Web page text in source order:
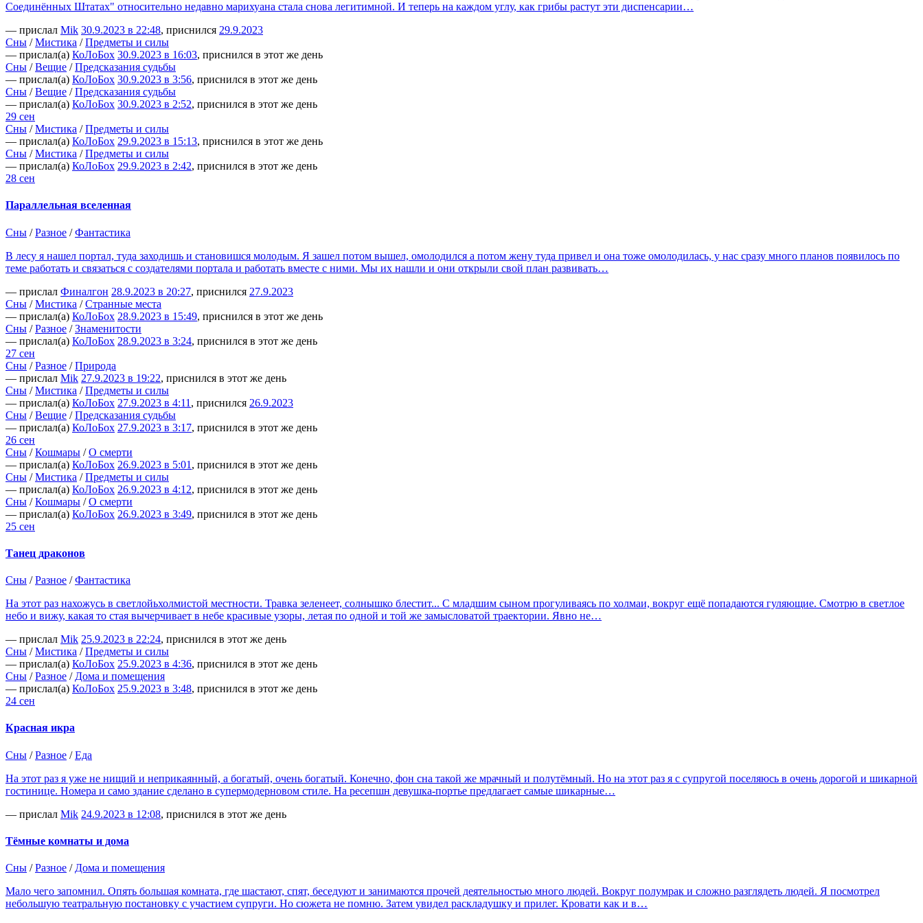
Соединённых Штатах" относительно недавно марихуана стала снова легитимной. И теперь на каждом углу, как грибы растут эти диспенсарии…
— прислал Mik 30.9.2023 в 22:48, приснился 29.9.2023
Сны /Мистика /Предметы и силы
— прислал(а) КоЛоБох 30.9.2023 в 16:03, приснился в этот же день
Сны /Вещие /Предсказания судьбы
— прислал(а) КоЛоБох 30.9.2023 в 3:56, приснился в этот же день
Сны /Вещие /Предсказания судьбы
— прислал(а) КоЛоБох 30.9.2023 в 2:52, приснился в этот же день
29 сен
Сны /Мистика /Предметы и силы
— прислал(а) КоЛоБох 29.9.2023 в 15:13, приснился в этот же день
Сны /Мистика /Предметы и силы
— прислал(а) КоЛоБох 29.9.2023 в 2:42, приснился в этот же день
28 сен
Параллельная вселенная
Сны /Разное /Фантастика
В лесу я нашел портал, туда заходишь и становишся молодым. Я зашел потом вышел, омолодился а потом жену туда привел и она тоже омолодилась, у нас сразу много планов появилось по
теме работать и связаться с создателями портала и работать вместе с ними. Мы их нашли и они открыли свой план развивать…
— прислал Финалгон 28.9.2023 в 20:27, приснился 27.9.2023
Сны /Мистика /Странные места
— прислал(а) КоЛоБох 28.9.2023 в 15:49, приснился в этот же день
Сны /Разное /Знаменитости
— прислал(а) КоЛоБох 28.9.2023 в 3:24, приснился в этот же день
27 сен
Сны /Разное /Природа
— прислал Mik 27.9.2023 в 19:22, приснился в этот же день
Сны /Мистика /Предметы и силы
— прислал(а) КоЛоБох 27.9.2023 в 4:11 , приснился 26.9.2023
Сны /Вещие /Предсказания судьбы
— прислал(а) КоЛоБох 27.9.2023 в 3:17, приснился в этот же день
26 сен
Сны /Кошмары /О смерти
— прислал(а) КоЛоБох 26.9.2023 в 5:01 , приснился в этот же день
Сны /Мистика /Предметы и силы
— прислал(а) КоЛоБох 26.9.2023 в 4:12, приснился в этот же день
Сны /Кошмары /О смерти
— прислал(а) КоЛоБох 26.9.2023 в 3:49, приснился в этот же день
25 сен
Танец драконов
Сны /Разное /Фантастика
На этот раз нахожусь в светлойьхолмистой местности. Травка зеленеет, солнышко блестит... С младшим сыном прогуливаясь по холмаи, вокруг ещё попадаются гуляющие. Смотрю в светлое
небо и вижу, какая то стая вычерчивает в небе красивые узоры, летая по одной и той же замысловатой траектории. Явно не…
— прислал Mik 25.9.2023 в 22:24, приснился в этот же день
Сны /Мистика /Предметы и силы
— прислал(а) КоЛоБох 25.9.2023 в 4:36, приснился в этот же день
Сны /Разное / Дома и помещения
— прислал(а) КоЛоБох 25.9.2023 в 3:48, приснился в этот же день
24 сен
Красная икра
Сны /Разное /Еда
На этот раз я уже не нищий и неприкаянный, а богатый, очень богатый. Конечно, фон сна такой же мрачный и полутёмный. Но на этот раз я с супругой поселяюсь в очень дорогой и шикарной
гостинице. Номера и само здание сделано в супермодерновом стиле. На ресепшн девушка-портье предлагает самые шикарные…
— прислал Mik 24.9.2023 в 12:08, приснился в этот же день
Тёмные комнаты и дома
Сны /Разное / Дома и помещения
Мало чего запомнил. Опять большая комната, где шастают, спят, беседуют и занимаются прочей деятельностью много людей. Вокруг полумрак и сложно разглядеть людей. Я посмотрел
небольшую театральную постановку с участием супруги. Но сюжета не помню. Затем увидел раскладушку и прилег. Кровати как и в…